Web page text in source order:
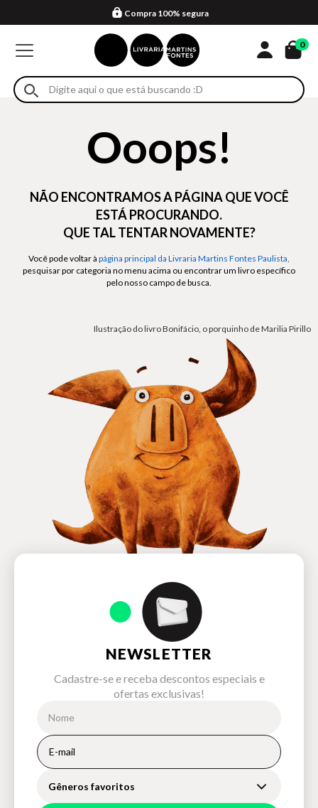
Formas de entrega
Compra 100% segura
Em até 4x sem juros no cartão*
Retire na loja
Eventos
0
Ooops!
NÃO ENCONTRAMOS A PÁGINA QUE VOCÊ
ESTÁ PROCURANDO.
QUE TAL TENTAR NOVAMENTE?
Você pode voltar à página principal da Livraria Martins Fontes Paulista,
pesquisar por categoria no menu acima ou encontrar um livro específico
pelo nosso campo de busca.
Ilustração do livro Bonifácio, o porquinho de Marilia Pirillo
NEWSLETTER
Cadastre-se e receba descontos especiais e
ofertas exclusivas!
Gêneros favoritos